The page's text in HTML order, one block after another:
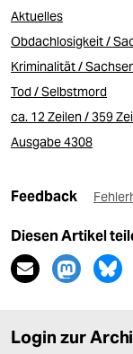
Aktuelles
Obdachlosigkeit /
Kriminalität /
Tod / Selbstmord
ca. 12 Zeilen / 359
Ausgabe 4308
Feedback
Diesen Artikel
Login zur